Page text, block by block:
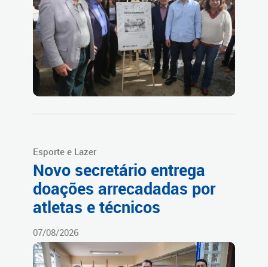
Esporte e Lazer
Novo secretário entrega
doações arrecadadas por
atletas e técnicos
07/08/2026